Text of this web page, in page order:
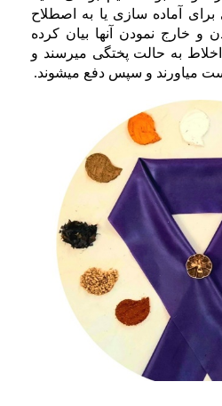
آماده سازی یا به اصطلاح
و خارج نمودن آنها بیان کرده
اخلاط به حالت پختگی میرسند و
میاورند و سپس دفع میشوند.